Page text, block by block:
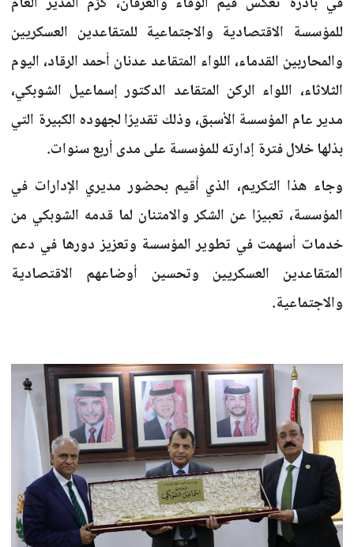
للمؤسسة الاقتصادية والاجتماعية للمتقاعدين العسكريين
والمحاربين القدماء، اللواء المتقاعد عدنان أحمد الرقاد، اليوم
الثلاثاء، اللواء الركن المتقاعد الدكتور إسماعيل الشوبكي،
مدير عام المؤسسة الأسبق، وذلك تقديرًا لجهوده الكبيرة التي
بذلها خلال فترة إدارته للمؤسسة على مدى أربع سنوات.
وجاء هذا التكريم، الذي أُقيم بحضور مديري الإدارات في
المؤسسة، تعبيرًا عن الشكر والامتنان لما قدمه الشوبكي من
خدمات أسهمت في تطوير المؤسسة وتعزيز دورها في دعم
المتقاعدين العسكريين وتحسين أوضاعهم الاقتصادية
والاجتماعية.